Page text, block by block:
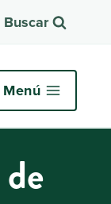
Buscar
Menú